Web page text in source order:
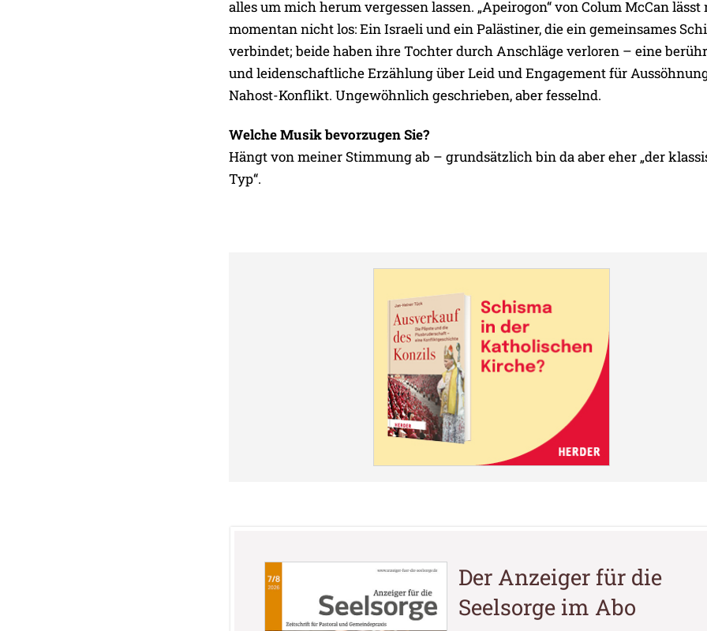
alles um mich herum vergessen lassen. „Apeirogon“ von Colum McCan lässt
momentan nicht los: Ein Israeli und ein Palästiner, die ein gemeinsames
verbindet; beide haben ihre Tochter durch Anschläge verloren – eine
und leidenschaftliche Erzählung über Leid und Engagement für
Nahost-Konflikt. Ungewöhnlich geschrieben, aber fesselnd.
Welche Musik bevorzugen Sie?
Hängt von meiner Stimmung ab – grundsätzlich bin da aber eher „der
Typ“.
Der Anzeiger für die
Seelsorge im Abo